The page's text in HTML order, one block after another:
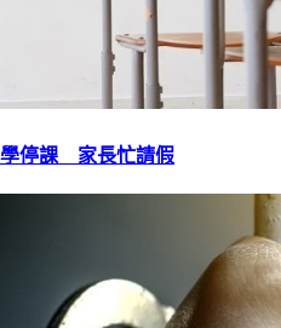
學停課 家長忙請假